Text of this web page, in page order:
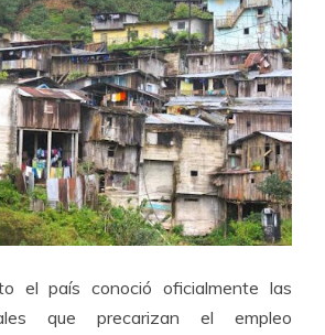
el país conoció oficialmente las
que precarizan el empleo